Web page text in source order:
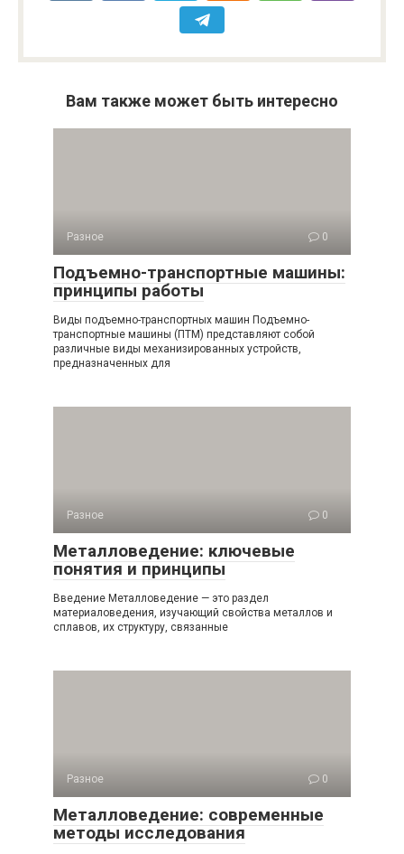
Вам также может быть интересно
Разное 0
Подъемно-транспортные машины:
принципы работы
Виды подъемно-транспортных машин Подъемно-
транспортные машины (ПТМ) представляют собой
различные виды механизированных устройств,
предназначенных для
Разное 0
Металловедение: ключевые
понятия и принципы
Введение Металловедение — это раздел
материаловедения, изучающий свойства металлов и
сплавов, их структуру, связанные
Разное 0
Металловедение: современные
методы исследования